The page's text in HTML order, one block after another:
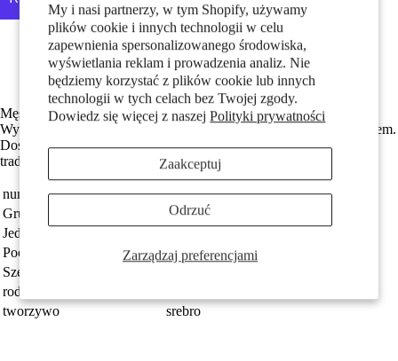
My i nasi partnerzy, w tym Shopify, używamy
plików cookie i innych technologii w celu
zapewnienia spersonalizowanego środowiska,
wyświetlania reklam i prowadzenia analiz. Nie
będziemy korzystać z plików cookie lub innych
technologii w tych celach bez Twojej zgody.
Dowiedz się więcej z naszejPolityki prywatności
Zarządzaj preferencjami
Zaakceptuj
Odrzuć
Więcej opcji płatności
Made in Germany
Srebro próby 925 z próbą 925
Męski kolczyk srebrny o etnicznym wzorze, pojedynczy sztuk.
Wykonany ze srebra, wyróżnia się oryginalnym, plecionym motywem.
Doskonały dodatek dla mężczyzn ceniących unikatowy styl i
tradycyjne inspiracje. Idealny na co dzień i na specjalne okazje.
numer zamówienia
118197
Grupa docelowa
Mężczyźni
Jednostka
Pochodzenie
Made in Germany
Szerokość
rodzaj biżuterii
tworzywo
srebro